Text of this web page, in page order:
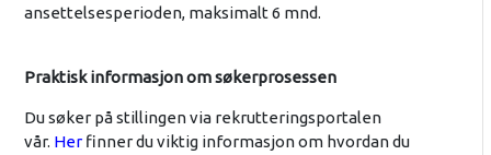
ansettelsesperioden, maksimalt 6 mnd.
Praktisk informasjon om søkerprosessen
Du søker på stillingen via rekrutteringsportalen
vår. Her finner du viktig informasjon om hvordan du